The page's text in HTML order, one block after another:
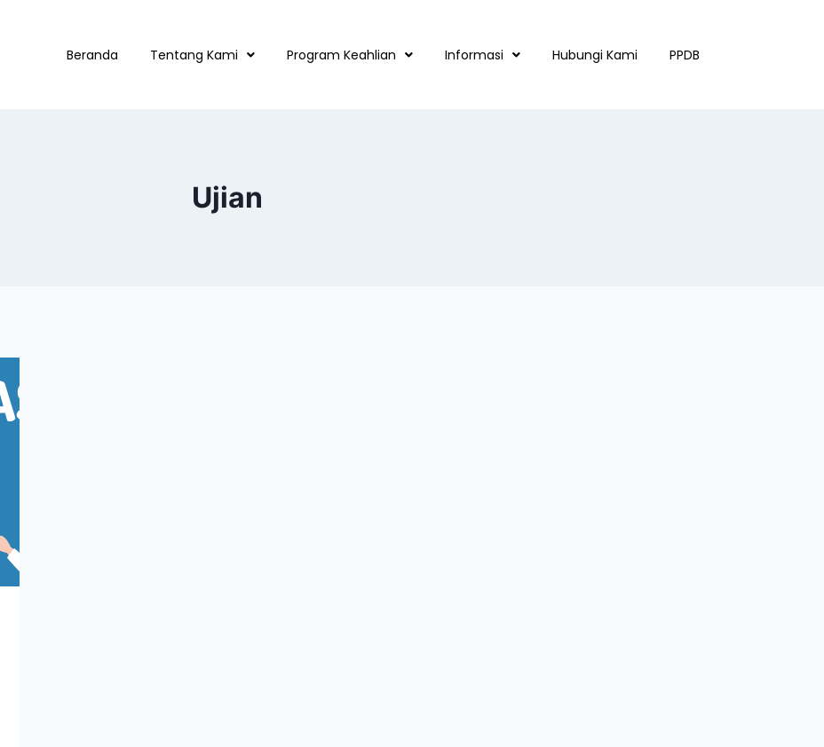
Beranda Tentang Kami Program Keahlian Informasi Hubungi Kami PPDB
Ujian